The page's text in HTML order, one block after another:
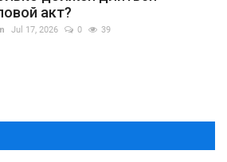
акт?
Jul 17, 2026 0 39